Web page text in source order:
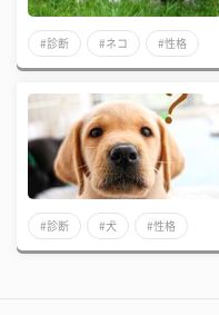
#診断 #ネコ #性格
#診断 #犬 #性格